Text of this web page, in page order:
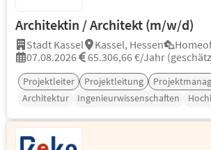
Architektin / Architekt (m/w/d)
Stadt Kassel Kassel, Hessen
07.08.2026
65.306,66 €/Jahr
Projektleiter Projektleitung
Architektur
Ingenieurwissenschaften